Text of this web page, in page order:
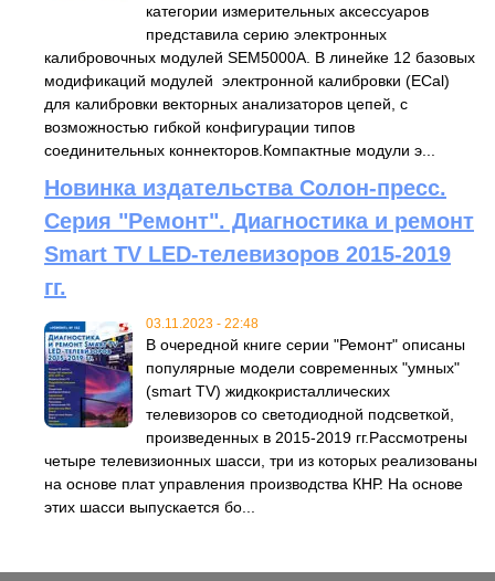
категории измерительных аксессуаров
представила серию электронных
калибровочных модулей SEM5000A. В линейке 12 базовых
модификаций модулей электронной калибровки (ECal)
для калибровки векторных анализаторов цепей, c
возможностью гибкой конфигурации типов
соединительных коннекторов.Компактные модули э...
Новинка издательства Солон-пресс.
Серия "Ремонт". Диагностика и ремонт
Smart TV LED-телевизоров 2015-2019
гг.
03.11.2023 - 22:48
В очередной книге серии "Ремонт" описаны
популярные модели современных "умных"
(smart TV) жидкокристаллических
телевизоров со светодиодной подсветкой,
произведенных в 2015-2019 гг.Рассмотрены
четыре телевизионных шасси, три из которых реализованы
на основе плат управления производства КНР. На основе
этих шасси выпускается бо...